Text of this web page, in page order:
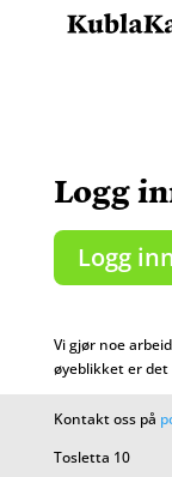
Logg
Logg
Vi gjør noe
øyeblikket er
Kontakt oss på
Tosletta 10